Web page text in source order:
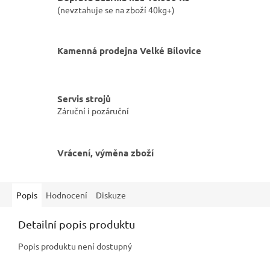
(nevztahuje se na zboží 40kg+)
Kamenná prodejna Velké Bílovice
Servis strojů
Záruční i pozáruční
Vrácení, výměna zboží
Popis Hodnocení Diskuze
Detailní popis produktu
Popis produktu není dostupný